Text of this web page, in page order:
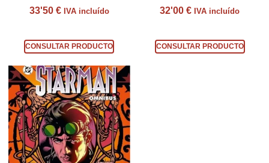
33'50 € IVA incluído
CONSULTAR PRODUCTO
32'00€ IVA incluído
CONSULTAR PRODUCTO